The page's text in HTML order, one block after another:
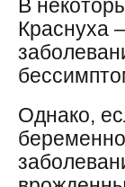
В
Краснуха
Однако,